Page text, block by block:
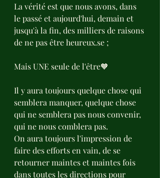
La vérité est que nous avons, dans
le passé et aujourd'hui, demain et
jusqu'à la fin, des milliers de raisons
de ne pas être heureux.se ;
Mais UNE seule de l'être🧡
Il y aura toujours quelque chose qui
semblera manquer, quelque chose
qui ne semblera pas nous convenir,
qui ne nous comblera pas.
On aura toujours l'impression de
faire des efforts en vain, de se
retourner maintes et maintes fois
dans toutes les directions pour